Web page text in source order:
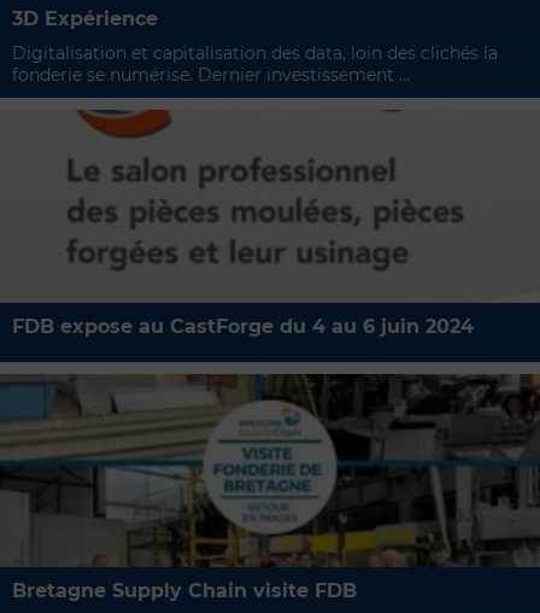
3D Expérience
Digitalisation et capitalisation des data, loin des clichés la
fonderie se numérise. Dernier investissement ...
FDB expose au CastForge du 4 au 6 juin 2024
Bretagne Supply Chain visite FDB